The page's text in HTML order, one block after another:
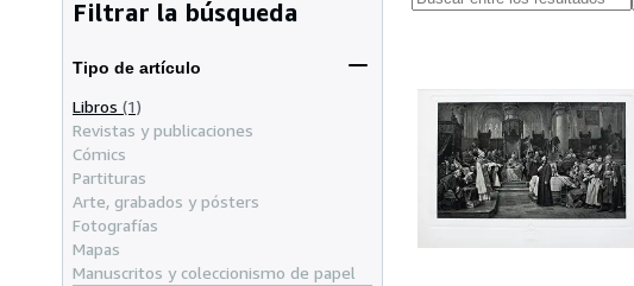
Filtrar la búsqueda
Tipo de artículo
Libros (1)
Revistas y publicaciones
Cómics
Partituras
Arte, grabados y pósters
Fotografías
Mapas
Manuscritos y coleccionismo de papel